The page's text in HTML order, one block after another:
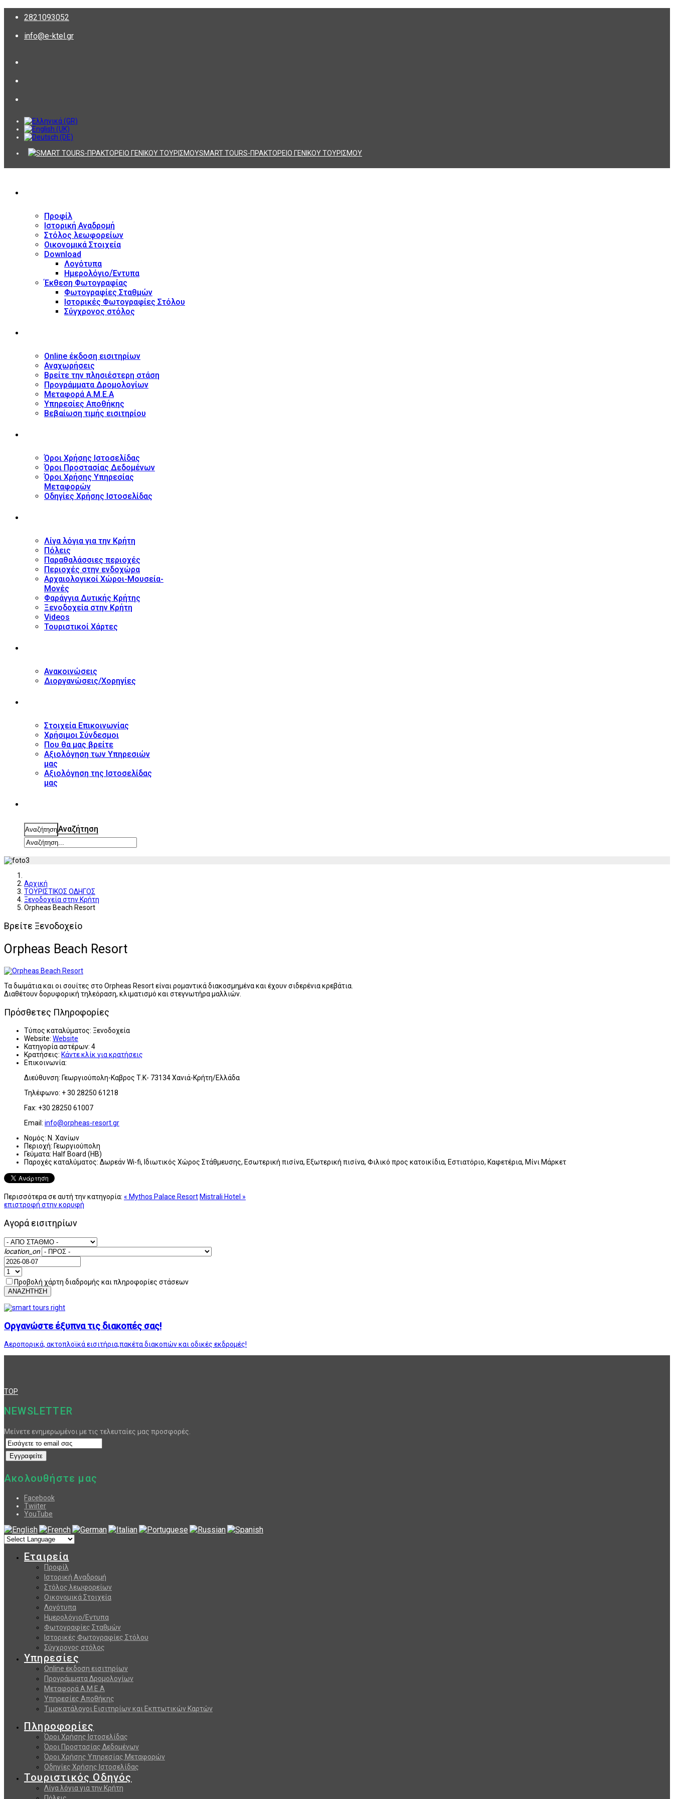
2821093052
info@e-ktel.gr
SMART TOURS-ΠΡΑΚΤΟΡΕΙΟ ΓΕΝΙΚΟΥ ΤΟΥΡΙΣΜΟΥ
Προφίλ
Ιστορική Αναδρομή
Στόλος λεωφορείων
Οικονομικά Στοιχεία
Download
Λογότυπα
Ημερολόγιο/Έντυπα
Έκθεση Φωτογραφίας
Φωτογραφίες Σταθμών
Ιστορικές Φωτογραφίες Στόλου
Σύγχρονος στόλος
Online έκδοση εισιτηρίων
Αναχωρήσεις
Βρείτε την πλησιέστερη στάση
Προγράμματα Δρομολογίων
Μεταφορά Α.Μ.Ε.Α
Υπηρεσίες Αποθήκης
Βεβαίωση τιμής εισιτηρίου
Όροι Χρήσης Ιστοσελίδας
Όροι Προστασίας Δεδομένων
Όροι Χρήσης Υπηρεσίας
Μεταφορών
Οδηγίες Χρήσης Ιστοσελίδας
Λίγα λόγια για την Κρήτη
Πόλεις
Παραθαλάσσιες περιοχές
Περιοχές στην ενδοχώρα
Αρχαιολογικοί Χώροι-Μουσεία-
Μονές
Φαράγγια Δυτικής Κρήτης
Ξενοδοχεία στην Κρήτη
Videos
Τουριστικοί Χάρτες
Ανακοινώσεις
Διοργανώσεις/Χορηγίες
Στοιχεία Επικοινωνίας
Χρήσιμοι Σύνδεσμοι
Που θα μας βρείτε
Αξιολόγηση των Υπηρεσιών
μας
Αξιολόγηση της Ιστοσελίδας
μας
ΑναζήτησηΑναζήτηση
Αρχική
ΤΟΥΡΙΣΤΙΚΟΣ ΟΔΗΓΟΣ
Ξενοδοχεία στην Κρήτη
Orpheas Beach Resort
Βρείτε Ξενοδοχείο
Orpheas Beach Resort
Τα δωμάτια και οι σουίτες στο Orpheas Resort είναι ρομαντικά διακοσμημένα και έχουν σιδερένια κρεβάτια.
Διαθέτουν δορυφορική τηλεόραση, κλιματισμό και στεγνωτήρα μαλλιών.
Πρόσθετες Πληροφορίες
Τύπος καταλύματος: Ξενοδοχεία
Website: Website
Κατηγορία αστέρων: 4
Κρατήσεις: Κάντε κλίκ για κρατήσεις
Επικοινωνία:
Διεύθυνση: Γεωργιούπολη-Καβρος Τ.Κ- 73134 Χανιά-Κρήτη/Ελλάδα
Τηλέφωνο: + 30 28250 61218
Fax: +30 28250 61007
Email: info@orpheas-resort.gr
Νομός: Ν. Χανίων
Περιοχή: Γεωργιούπολη
Γεύματα: Half Board (HB)
Παροχές καταλύματος: Δωρεάν Wi-fi, Ιδιωτικός Χώρος Στάθμευσης, Εσωτερική πισίνα, Εξωτερική πισίνα, Φιλικό προς κατοικίδια, Εστιατόριο, Καφετέρια, Μίνι Μάρκετ
Περισσότερα σε αυτή την κατηγορία: « Mythos Palace ResortMistrali Hotel »
επιστροφή στην κορυφή
Αγορά εισιτηρίων
location_on
Προβολή χάρτη διαδρομής και πληροφορίες στάσεων
ΑΝΑΖΗΤΗΣΗ
Οργανώστε έξυπνα τις διακοπές σας!
Αεροπορικά, ακτοπλοϊκά εισιτήρια,πακέτα διακοπών και οδικές εκδρομές!
TOP
NEWSLETTER
Μείνετε ενημερωμένοι με τις τελευταίες μας προσφορές.
Ακολουθήστε μας
Facebook
Twiiter
YouTube
Εταιρεία
Προφίλ
Ιστορική Αναδρομή
Στόλος λεωφορείων
Οικονομικά Στοιχεία
Λογότυπα
Ημερολόγιο/Εντυπα
Φωτογραφίες Σταθμών
Ιστορικές Φωτογραφίες Στόλου
Σύγχρονος στόλος
Υπηρεσίες
Online έκδοση εισιτηρίων
Προγράμματα Δρομολογίων
Μεταφορά Α.Μ.Ε.Α
Υπηρεσίες Αποθήκης
Τιμοκατάλογοι Εισιτηρίων και Εκπτωτικών Καρτών
Πληροφορίες
Όροι Χρήσης Ιστοσελίδας
Όροι Προστασίας Δεδομένων
Όροι Χρήσης Υπηρεσίας Μεταφορών
Οδηγίες Χρήσης Ιστοσελίδας
Τουριστικός Οδηγός
Λίγα λόγια για την Κρήτη